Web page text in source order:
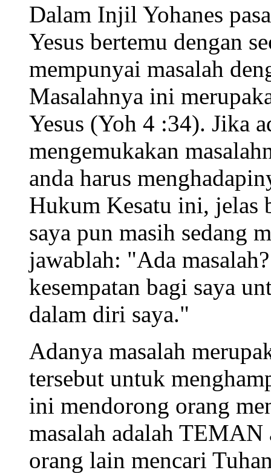
Dalam Injil Yohanes
Yesus bertemu dengan
mempunyai masalah
Masalahnya ini
Yesus (Yoh 4 :34). Jika
mengemukakan
anda harus
Hukum Kesatu ini, jelas
saya pun masih sedang
jawablah: "Ada
kesempatan bagi saya
dalam diri saya."
Adanya masalah
tersebut untuk
ini mendorong orang
masalah adalah TEMAN
orang lain mencari